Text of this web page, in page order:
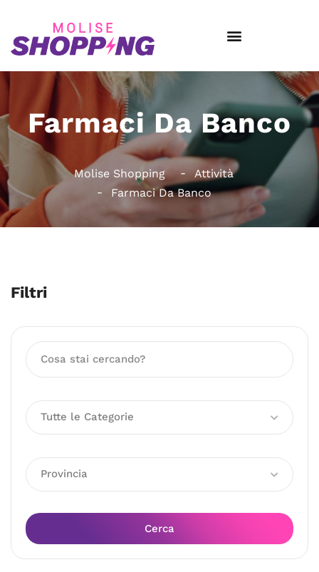
Farmaci Da Banco
Molise Shopping
Attività
Farmaci Da Banco
Filtri
Tutte le Categorie
Provincia
Cerca